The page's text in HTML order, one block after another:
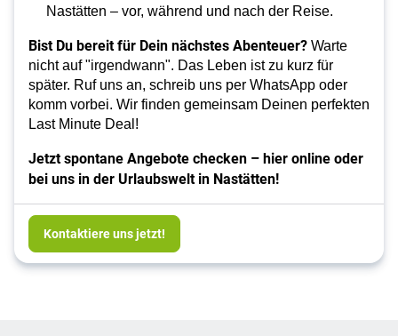
Nastätten – vor, während und nach der Reise.
Bist Du bereit für Dein nächstes Abenteuer? Warte
nicht auf "irgendwann". Das Leben ist zu kurz für
später. Ruf uns an, schreib uns per WhatsApp oder
komm vorbei. Wir finden gemeinsam Deinen perfekten
Last Minute Deal!
Jetzt spontane Angebote checken – hier online oder
bei uns in der Urlaubswelt in Nastätten!
Kontaktiere uns jetzt!